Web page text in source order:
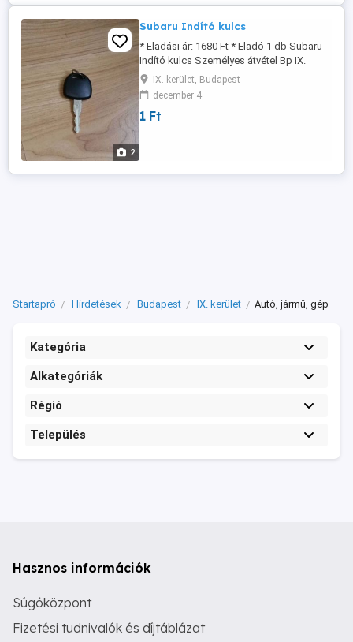
2
Subaru Indító kulcs
* Eladási ár: 1680 Ft * Eladó 1 db Subaru
Indító kulcs Személyes átvétel Bp IX.
kerületben. Ha komolyan érdekel hívj fel,
megegyezünk!
IX. kerület, Budapest
december 4
1 Ft
Startapró Hirdetések Budapest IX. kerület Autó, jármű, gép
Kategória
Alkategóriák
Régió
Település
Hasznos információk
Súgóközpont
Fizetési tudnivalók és díjtáblázat